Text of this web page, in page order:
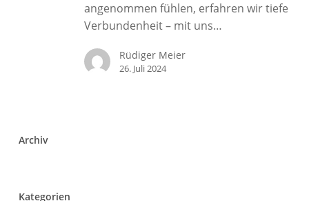
und
Selbstmitgefühl
angenommen fühlen, erfahren wir tiefe
Verbundenheit – mit uns…
Rüdiger Meier
26. Juli 2024
Archiv
Kategorien